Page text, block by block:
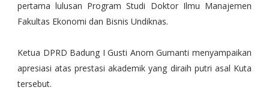
pertama lulusan Program Studi Doktor Ilmu Manajemen
Fakultas Ekonomi dan Bisnis Undiknas.
Ketua DPRD Badung I Gusti Anom Gumanti menyampaikan
apresiasi atas prestasi akademik yang diraih putri asal Kuta
tersebut.